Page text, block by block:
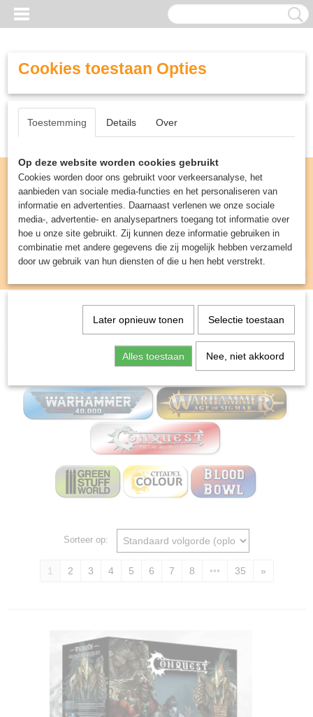
Inloggen Registreren
UW WINKELWAGEN
(0)
Miniature Gaming Board wargames - Mox
Sorteer op:
1 2 3 4 5 6 7 8 ••• 35 »
Cookies toestaan Opties
Toestemming Details Over
Op deze website worden cookies gebruikt
Cookies worden door ons gebruikt voor verkeersanalyse, het
aanbieden van sociale media-functies en het personaliseren van
informatie en advertenties. Daarnaast verlenen we onze sociale
media-, advertentie- en analysepartners toegang tot informatie over
hoe u onze site gebruikt. Zij kunnen deze informatie gebruiken in
combinatie met andere gegevens die zij mogelijk hebben verzameld
door uw gebruik van hun diensten of die u hen hebt verstrekt.
Later opnieuw tonen Selectie toestaan
Alles toestaan Nee, niet akkoord